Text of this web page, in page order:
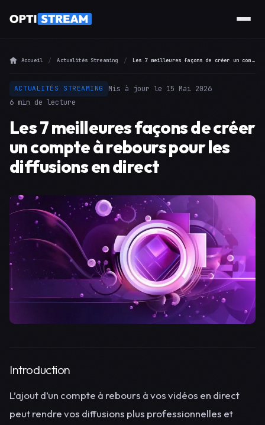
Accueil Actualités Streaming Les 7 meilleures façons de créer un compte à rebours pour les diffusions en direct
ACTUALITÉS STREAMING
Mis à jour le 15 Mai 2026
6 min de lecture
Les 7 meilleures façons de créer
un compte à rebours pour les
diffusions en direct
Introduction
L’ajout d’un compte à rebours à vos vidéos en direct
peut rendre vos diffusions plus professionnelles et